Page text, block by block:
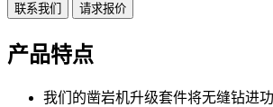
联系我们 请求报价
产品特点
我们的凿岩机升级套件将无缝钻进